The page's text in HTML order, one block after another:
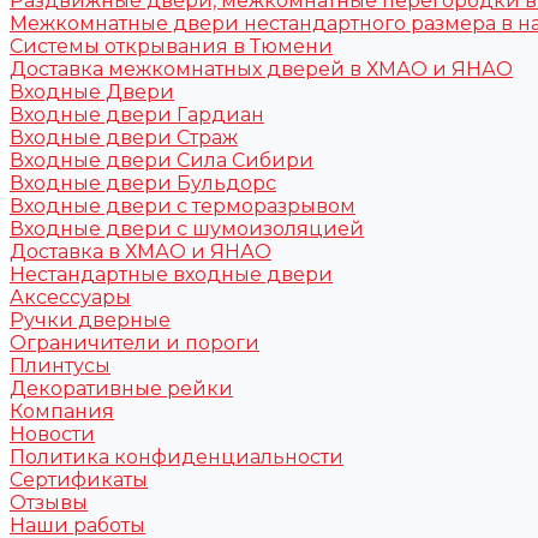
Межкомнатные двери нестандартного размера в
Системы открывания в Тюмени
Доставка межкомнатных дверей в ХМАО и ЯНАО
Входные Двери
Входные двери Гардиан
Входные двери Страж
Входные двери Сила Сибири
Входные двери Бульдорс
Входные двери с терморазрывом
Входные двери с шумоизоляцией
Доставка в ХМАО и ЯНАО
Нестандартные входные двери
Аксессуары
Ручки дверные
Ограничители и пороги
Плинтусы
Декоративные рейки
Компания
Новости
Политика конфиденциальности
Сертификаты
Отзывы
Наши работы